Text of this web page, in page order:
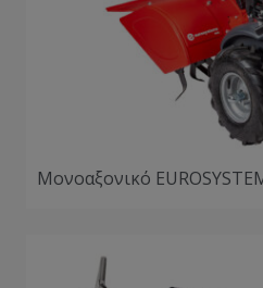
Μονοαξονικό